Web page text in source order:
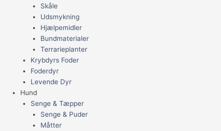
Skåle
Udsmykning
Hjælpemidler
Bundmaterialer
Terrarieplanter
Krybdyrs Foder
Foderdyr
Levende Dyr
Hund
Senge & Tæpper
Senge & Puder
Måtter